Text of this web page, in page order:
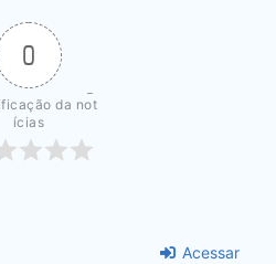
0
da not
ícias
Acessar